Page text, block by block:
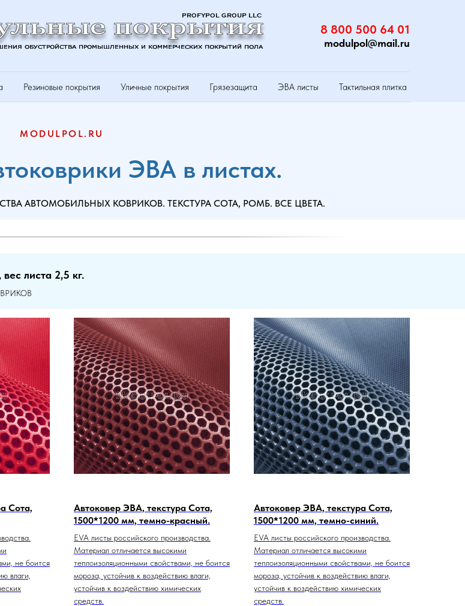
8 800 500 64 01
modulpol@mail.ru
Резиновые покрытия Уличные покрытия Грязезащита ЭВА листы Тактильная плитка
MODULPOL.RU
ЭВА в листах.
АВТОМОБИЛЬНЫХ КОВРИКОВ. ТЕКСТУРА СОТА, РОМБ. ВСЕ ЦВЕТА.
листа 2,5 кг.
Сота,
не боится
влаги,
Автоковер ЭВА, текстура Сота,
1500*1200 мм, темно-красный.
EVA листы российского производства.
Материал отличается высокими
теплоизоляционными свойствами, не боится
мороза, устойчив к воздействию влаги,
устойчив к воздействию химических
средств.
Автоковер ЭВА, текстура Сота,
1500*1200 мм, темно-синий.
EVA листы российского производства.
Материал отличается высокими
теплоизоляционными свойствами, не боится
мороза, устойчив к воздействию влаги,
устойчив к воздействию химических
средств.